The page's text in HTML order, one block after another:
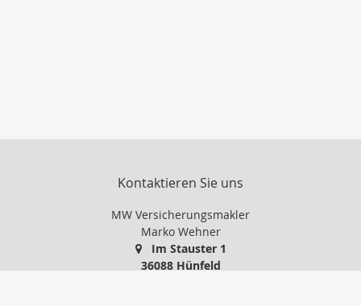
Kontaktieren Sie uns
MW Versicherungsmakler
Marko Wehner
Im Stauster 1
36088 Hünfeld